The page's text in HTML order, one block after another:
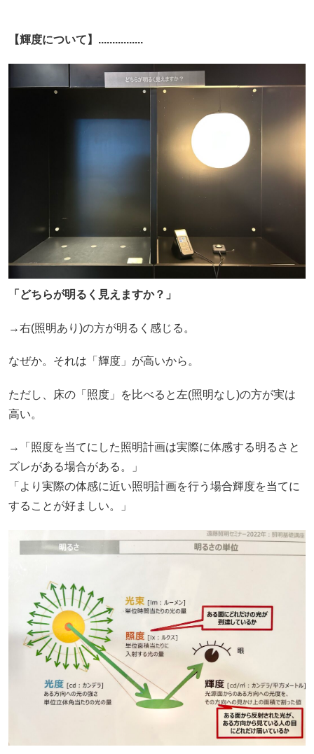
【輝度について】................
「どちらが明るく見えますか？」
→右(照明あり)の方が明るく感じる。
なぜか。それは「輝度」が高いから。
ただし、床の「照度」を比べると左(照明なし)の方が実は
高い。
→「照度を当てにした照明計画は実際に体感する明るさと
ズレがある場合がある。」
「より実際の体感に近い照明計画を行う場合輝度を当てに
することが好ましい。」